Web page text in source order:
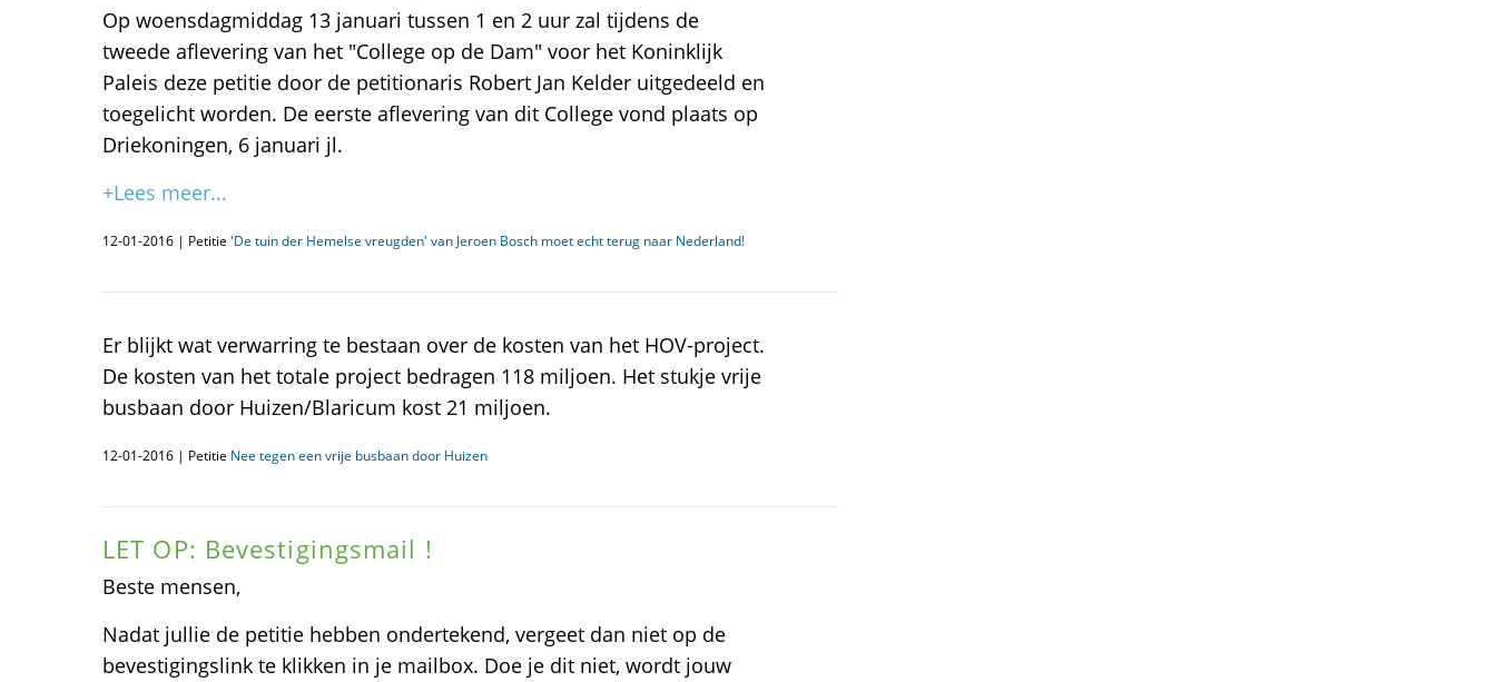
Op woensdagmiddag 13 januari tussen 1 en 2 uur zal tijdens de
tweede aflevering van het "College op de Dam" voor het Koninklijk
Paleis deze petitie door de petitionaris Robert Jan Kelder uitgedeeld en
toegelicht worden. De eerste aflevering van dit College vond plaats op
Driekoningen, 6 januari jl.
+Lees meer...
12-01-2016 | Petitie 'De tuin der Hemelse vreugden' van Jeroen Bosch moet echt terug naar Nederland!
Er blijkt wat verwarring te bestaan over de kosten van het HOV-project.
De kosten van het totale project bedragen 118 miljoen. Het stukje vrije
busbaan door Huizen/Blaricum kost 21 miljoen.
12-01-2016 | Petitie Nee tegen een vrije busbaan door Huizen
LET OP: Bevestigingsmail !
Beste mensen,
Nadat jullie de petitie hebben ondertekend, vergeet dan niet op de
bevestigingslink te klikken in je mailbox. Doe je dit niet, wordt jouw